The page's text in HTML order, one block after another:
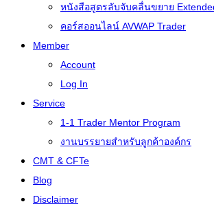
หนังสือสูตรลับจับคลื่นขยาย
คอร์สออนไลน์ AVWAP Trader
Member
Account
Log In
Service
1-1 Trader Mentor Program
งานบรรยายสำหรับลูกค้าองค์กร
CMT & CFTe
Blog
Disclaimer